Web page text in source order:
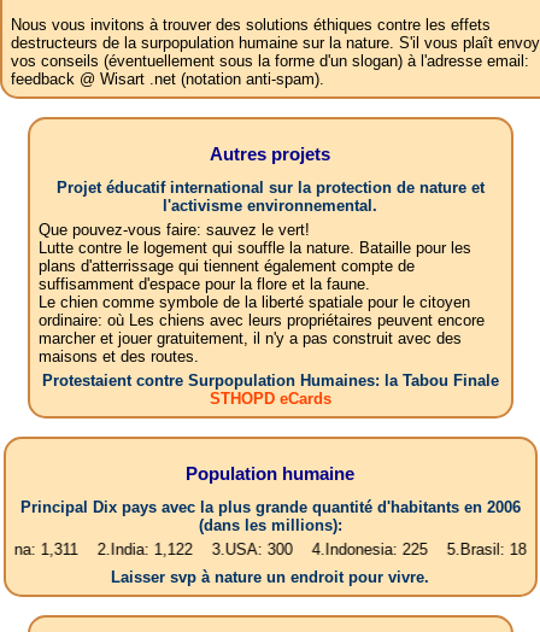
Nous vous invitons à trouver des solutions éthiques contre les effets
destructeurs de la surpopulation humaine sur la nature. S'il vous plaît
vos conseils (éventuellement sous la forme d'un slogan) à l'adresse email:
feedback @ Wisart .net (notation anti-spam).
Autres projets
Projet éducatif international sur la protection de nature et
l'activisme environnemental.
Que pouvez-vous faire: sauvez le vert!
Lutte contre le logement qui souffle la nature. Bataille pour les
plans d'atterrissage qui tiennent également compte de
suffisamment d'espace pour la flore et la faune.
Le chien comme symbole de la liberté spatiale pour le citoyen
ordinaire: où Les chiens avec leurs propriétaires peuvent encore
marcher et jouer gratuitement, il n'y a pas construit avec des
maisons et des routes.
Protestaient contre Surpopulation Humaines: la Tabou Finale
STHOPD eCards
Population humaine
Principal Dix pays avec la plus grande quantité d'habitants en 2006
(dans les millions):
2.India: 1,122 3.USA: 300 4.Indonesia: 225 5.Brasil: 187
Laisser svp à nature un endroit pour vivre.